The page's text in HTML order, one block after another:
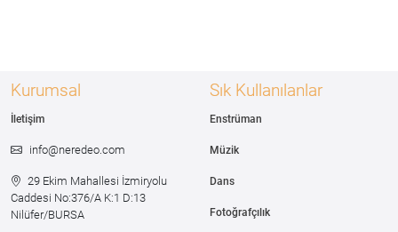
Kurumsal
İletişim
info@neredeo.com
29 Ekim Mahallesi İzmiryolu
Caddesi No:376/A K:1 D:13
Nilüfer/BURSA
Sık Kullanılanlar
Enstrüman
Müzik
Dans
Fotoğrafçılık